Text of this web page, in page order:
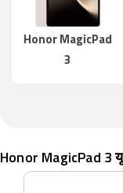
Honor MagicPad
3
Honor MagicPad 3